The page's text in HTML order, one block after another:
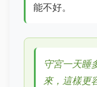
能不好。
守宮一天睡
來，這樣更